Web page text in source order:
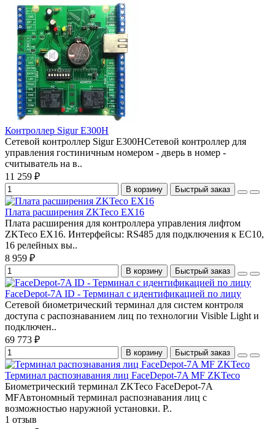
Контроллер Sigur E300H
Сетевой контроллер Sigur E300HСетевой контроллер для
управления гостиничным номером - дверь в номер -
считыватель на в..
11 259 ₽
В корзину Быстрый заказ
Плата расширения ZKTeco EX16
Плата расширения для контроллера управления лифтом
ZKTeco EX16. Интерфейсы: RS485 для подключения к EC10,
16 релейных вы..
8 959 ₽
В корзину Быстрый заказ
FaceDepot-7A ID - Терминал с идентификацией по лицу
Сетевой биометрический терминал для систем контроля
доступа с распознаванием лиц по технологии Visible Light и
подключен..
69 773 ₽
В корзину Быстрый заказ
Терминал распознавания лиц FaceDepot-7A MF ZKTeco
Биометрический терминал ZKTeco FaceDepot-7A
MFАвтономный терминал распознавания лиц с
возможностью наружной установки. Р..
1 отзыв